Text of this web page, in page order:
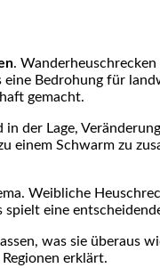
.
Bedrohung für
gemacht.
in ​der‍ Lage,
Schwarm zu
Weibliche
eine
was‍ sie überaus
erklärt.